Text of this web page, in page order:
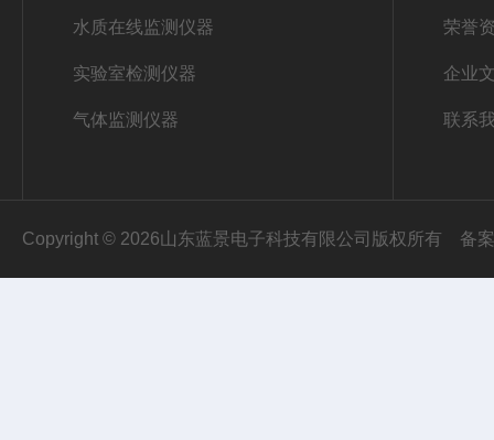
水质在线监测仪器
实验室检测仪器
气体监测仪器
荣誉
企业
联系
Copyright © 2026山东蓝景电子科技有限公司版权所有 备